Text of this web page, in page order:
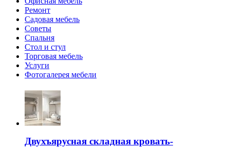
Ремонт
Садовая мебель
Советы
Спальня
Стол и стул
Торговая мебель
Услуги
Фотогалерея мебели
Двухъярусная складная кровать-